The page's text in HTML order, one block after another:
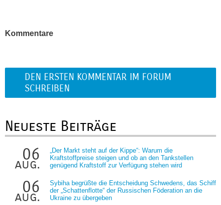
Kommentare
DEN ERSTEN KOMMENTAR IM FORUM
SCHREIBEN
Neueste Beiträge
06
aug.
„Der Markt steht auf der Kippe“: Warum die
Kraftstoffpreise steigen und ob an den Tankstellen
genügend Kraftstoff zur Verfügung stehen wird
06
aug.
Sybiha begrüßte die Entscheidung Schwedens, das Schiff
der „Schattenflotte“ der Russischen Föderation an die
Ukraine zu übergeben